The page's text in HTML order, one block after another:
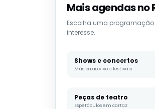
Mais agendas no
Escolha uma
interesse.
Shows e concertos
Música ao vivo e festivais
Peças de teatro
Espetáculos em cartaz